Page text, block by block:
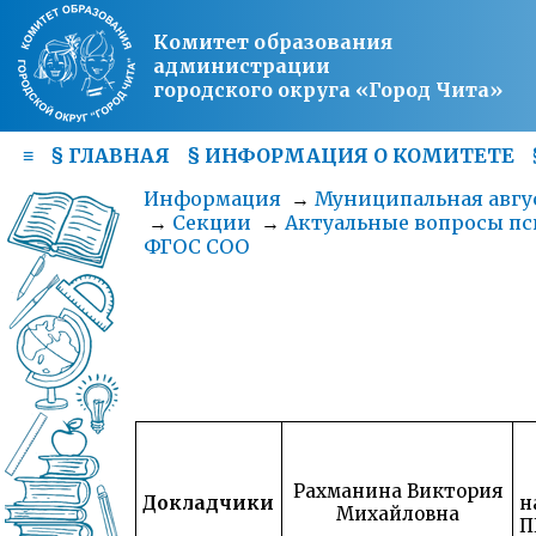
Комитет образования
администрации
городского округа «Город Чита»
≡ § ГЛАВНАЯ § ИНФОРМАЦИЯ О КОМИТЕТЕ
Информация → Муниципальная
→ Секции → Актуальные вопросы
ФГОС СОО
Докладчики
Рахманина Виктория
Михайловна